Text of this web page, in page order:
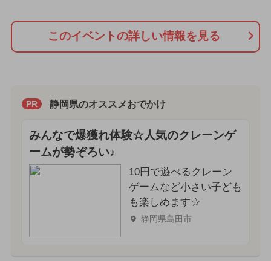
このイベントの詳しい情報を見る
PR 静岡県のオススメおでかけ
みんなで爆獲れ体験☆人気のクレーンゲ
ームが勢ぞろい♪
10円で遊べるクレーン
ゲームなど小さい子ども
も楽しめます☆
静岡県島田市